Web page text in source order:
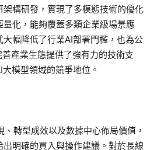
構研發，實現了多模態技術的優化
化，能夠覆蓋多類企業級場景應
大幅降低了行業AI部署門檻，也為公
產業生態提供了強有力的技術支
模型領域的競爭地位。
轉型成效以及數據中心佈局價值，
明確的買入與操作建議。對於長線